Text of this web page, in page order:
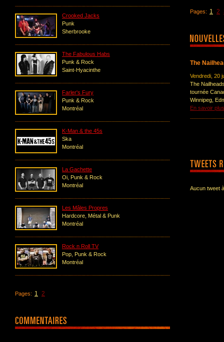
Crooked Jacks
Punk
Sherbrooke
The Fabulous Habs
Punk & Rock
Saint-Hyacinthe
Farler's Fury
Punk & Rock
Montréal
K-Man & the 45s
Ska
Montréal
La Gachette
Oi, Punk & Rock
Montréal
Les Mâles Propres
Hardcore, Métal & Punk
Montréal
Rock n Roll TV
Pop, Punk & Rock
Montréal
Pages: 1 2
Pages: 1 2
The
Vendredi, 20
The
tournée
Winnipeg,
En savoir plus
Aucun tweet